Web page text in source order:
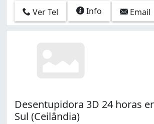
Ver Tel Info Email
Desentupidora 3D 24 horas
Sul (Ceilândia)